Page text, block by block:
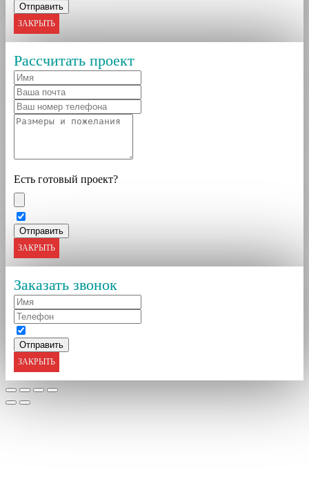
ЗАКРЫТЬ
Рассчитать проект
Есть готовый проект?
ЗАКРЫТЬ
Заказать звонок
ЗАКРЫТЬ